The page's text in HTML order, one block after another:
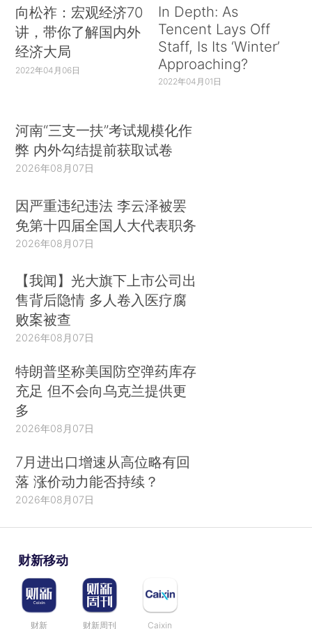
向松祚：宏观经济70
讲，带你了解国内外
经济大局
2022年04月06日
In Depth: As
Tencent Lays Off
Staff, Is Its ‘Winter’
Approaching?
2022年04月01日
河南“三支一扶”考试规模化作
弊 内外勾结提前获取试卷
2026年08月07日
因严重违纪违法 李云泽被罢
免第十四届全国人大代表职务
2026年08月07日
【我闻】光大旗下上市公司出
售背后隐情 多人卷入医疗腐
败案被查
2026年08月07日
特朗普坚称美国防空弹药库存
充足 但不会向乌克兰提供更
多
2026年08月07日
7月进出口增速从高位略有回
落 涨价动力能否持续？
2026年08月07日
财新移动
财新 财新周刊 Caixin